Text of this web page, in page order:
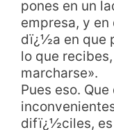
pones en un
empresa, y
dï¿½a en que
lo que
marcharse».
Pues eso.
difï¿½ciles, es